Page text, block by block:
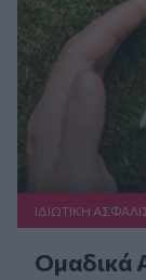
ΙΔΙΩΤΙΚΗ
Ομαδικά